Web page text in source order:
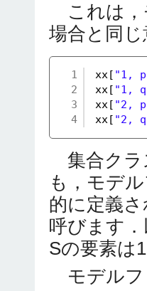
これは，
場合と同
1
2
3
4
xx[ "1,
xx[ "1,
xx[ "2,
xx[ "2,
集合クラ
も，モデ
的に定義
呼びます
Sの要素は
モデルフ